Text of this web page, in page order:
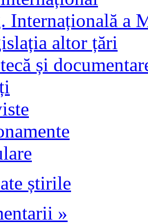
Internațională a
altor țări
și
știrile
»